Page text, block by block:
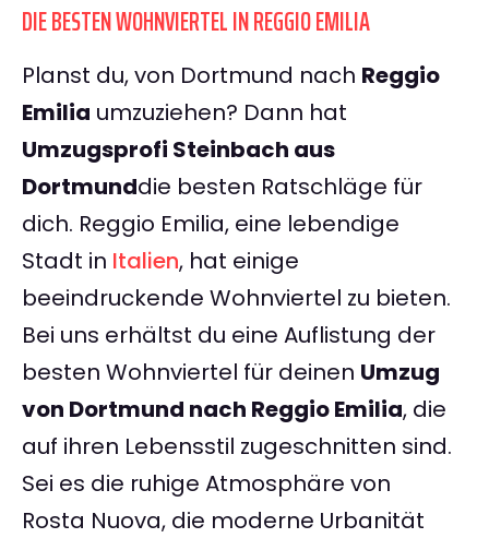
DIE BESTEN WOHNVIERTEL IN REGGIO EMILIA
Planst du, von Dortmund nach Reggio
Emilia umzuziehen? Dann hat
Umzugsprofi Steinbach aus
Dortmunddie besten Ratschläge für
dich. Reggio Emilia, eine lebendige
Stadt in Italien, hat einige
beeindruckende Wohnviertel zu bieten.
Bei uns erhältst du eine Auflistung der
besten Wohnviertel für deinen Umzug
von Dortmund nach Reggio Emilia, die
auf ihren Lebensstil zugeschnitten sind.
Sei es die ruhige Atmosphäre von
Rosta Nuova, die moderne Urbanität